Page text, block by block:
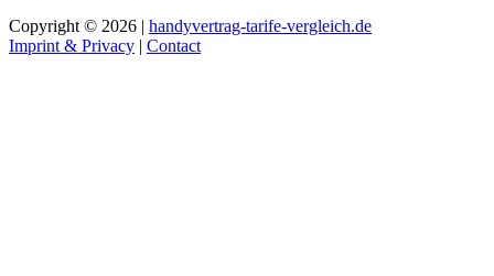
Copyright © 2026 | handyvertrag-tarife-vergleich.de
Imprint & Privacy | Contact